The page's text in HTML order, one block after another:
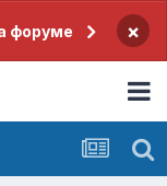
форуме ×